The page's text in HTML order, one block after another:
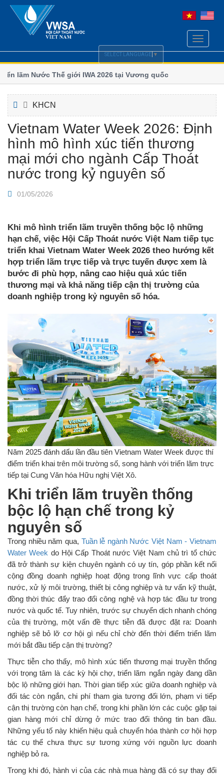
Toggle
Nước Thế giới IWA 2026 tại Vương quốc
Chi hội Cấp
số
Quốc tế ngành Nước Borneo (BIWWEC
Bộ Xây dựng lấy
KHCN
Vietnam Water Week 2026: Định
hình mô hình xúc tiến thương
mại mới cho ngành Cấp Thoát
nước trong kỷ nguyên số
01/05/2026
Khi mô hình triển lãm truyền thống bộc lộ những
hạn chế, việc Hội Cấp Thoát nước Việt Nam tiếp tục
triển khai Vietnam Water Week 2026 theo hướng kết
hợp triển lãm trực tiếp và trực tuyến được xem là
bước đi phù hợp, nâng cao hiệu quả xúc tiến
thương mại và khả năng tiếp cận thị trường của
doanh nghiệp trong kỷ nguyên số hóa.
Năm 2025 đánh dấu lần đầu tiên Vietnam Water Week được thí
điểm triển khai trên môi trường số, song hành với triển lãm trực
tiếp tại Cung Văn hóa Hữu nghị Việt Xô.
Khi triển lãm truyền thống
bộc lộ hạn chế trong kỷ
nguyên số
Trong nhiều năm qua, Tuần lễ ngành Nước Việt Nam - Vietnam
Water Week do Hội Cấp Thoát nước Việt Nam chủ trì tổ chức
đã trở thành sự kiện chuyên ngành có uy tín, góp phần kết nối
cộng đồng doanh nghiệp hoạt động trong lĩnh vực cấp thoát
nước, xử lý môi trường, thiết bị công nghiệp và tư vấn kỹ thuật,
đồng thời thúc đẩy trao đổi công nghệ và hợp tác đầu tư trong
nước và quốc tế. Tuy nhiên, trước sự chuyển dịch nhanh chóng
của thị trường, một vấn đề thực tiễn đã được đặt ra: Doanh
nghiệp sẽ bỏ lỡ cơ hội gì nếu chỉ chờ đến thời điểm triển lãm
mới bắt đầu tiếp cận thị trường?
Thực tiễn cho thấy, mô hình xúc tiến thương mại truyền thống
với trọng tâm là các kỳ hội chợ, triển lãm ngắn ngày đang dần
bộc lộ những giới hạn. Thời gian tiếp xúc giữa doanh nghiệp và
đối tác còn ngắn, chi phí tham gia tương đối lớn, phạm vi tiếp
cận thị trường còn hạn chế, trong khi phần lớn các cuộc gặp tại
gian hàng mới chỉ dừng ở mức trao đổi thông tin ban đầu.
Những yếu tố này khiến hiệu quả chuyển hóa thành cơ hội hợp
tác cụ thể chưa thực sự tương xứng với nguồn lực doanh
nghiệp bỏ ra.
Trong khi đó, hành vi của các nhà mua hàng đã có sự thay đổi
SELECT LANGUAGE ▼